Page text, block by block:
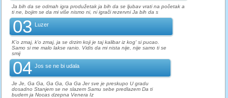
Ja bih da se odmah igra produžetak ja bih da se ljubav vrati na početak a
ti ne, bojim se da mi više nismo ni, ni igrači rezervni Ja bih da s
03 Luzer
K'o zmaj, k'o zmaj, ja se drzim koji je taj kalibar iz kog' si pucao.
Samo si me malo lakse ranio. Vidis da mi nista nije, nije samo ti se
smij
04 Jos se ne bi udala
Je Je, Ga Ga, Ga Ga, Ga Ga Jer sve je preskupo U gradu
dosadno Stanjem se ne slazem Samu sebe predlazem Da ti
budem ja Nocas dzepna Venera Iz